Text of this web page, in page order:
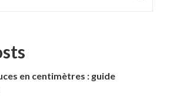
en centimètres : guide